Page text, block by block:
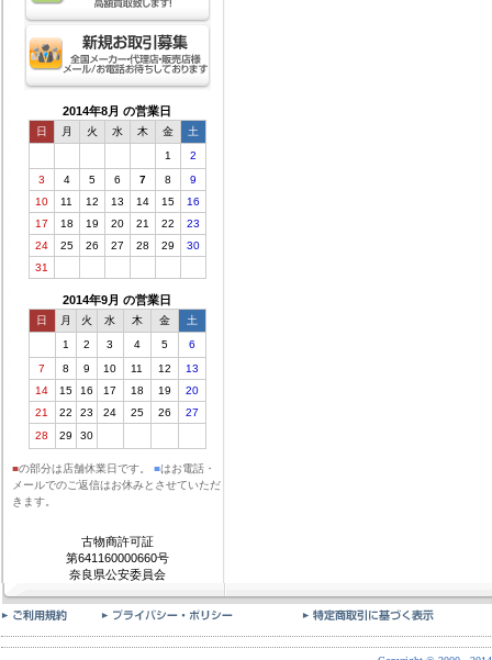
2014年8月 の営業日
日 月 火 水 木 金
土
1
2
3
4 5 6 7 8
9
10
11 12 13 14 15
16
17
18 19 20 21 22
23
24
25 26 27 28 29
30
31
2014年9月 の営業日
日 月 火 水 木 金
土
1
2 3 4 5
6
7
8 9 10 11 12
13
14
15 16 17 18 19
20
21
22 23 24 25 26
27
28
29 30
■の部分は店舗休業日です。 ■はお電話・
メールでのご返信はお休みとさせていただ
きます。
古物商許可証
第641160000660号
奈良県公安委員会